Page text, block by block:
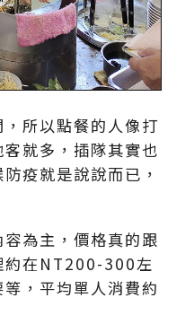
所以點餐的人像打
就多，插隊其實也
疫就是說說而已，
為主，價格真的跟
約在NT200-300左
，平均單人消費約